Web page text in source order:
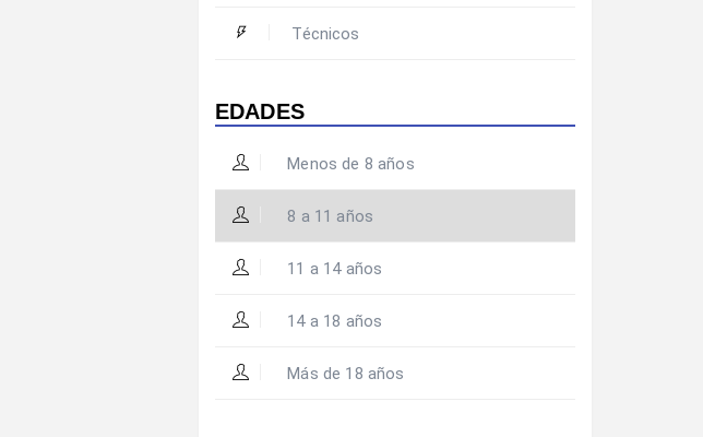
Técnicos
EDADES
Menos de 8 años
8 a 11 años
11 a 14 años
14 a 18 años
Más de 18 años